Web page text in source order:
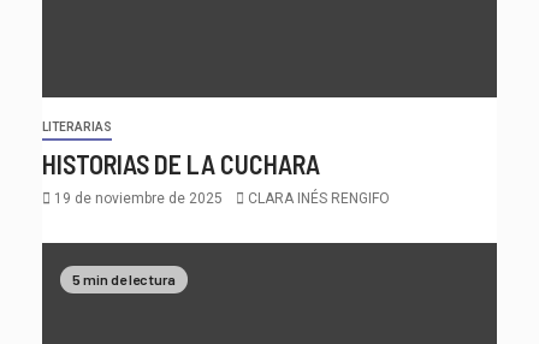
LITERARIAS
HISTORIAS DE LA CUCHARA
19 de noviembre de 2025 CLARA INÉS RENGIFO
5 min de lectura